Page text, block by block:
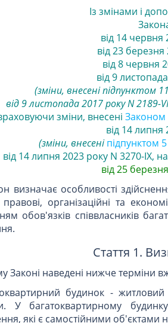
Із змінами і
від 14 червня
від 23
від 8 червня
від 9
(зміни, внесені підпунктом
від 9 листопада 2017 року N 2189-
зміни, внесені Законом
від 14 липня
(зміни, внесені підпунктом
від 14 липня 2023 року N 3270-IX,
від 25
визначає особливості
організаційні та
обов'язків співвласників
Стаття 1.
Законі наведені нижче терміни
будинок -
У багатоквартирному
які є самостійними об'єктами